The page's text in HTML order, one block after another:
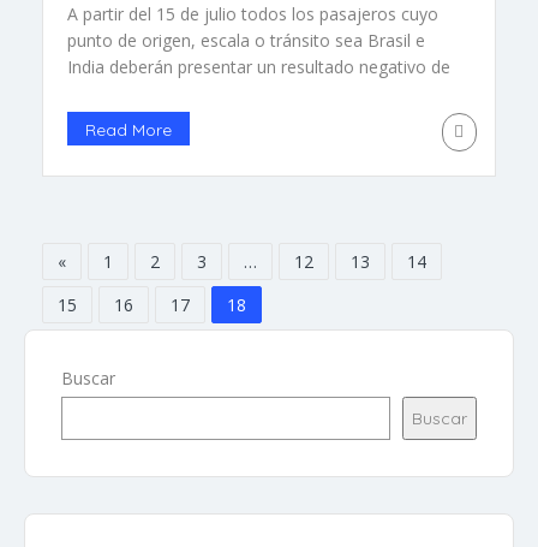
A partir del 15 de julio todos los pasajeros cuyo
punto de origen, escala o tránsito sea Brasil e
India deberán presentar un resultado negativo de
embarque de su vuelo.
Read More
« 1 2 3 … 12 13
14
15
16 17 18
Buscar
Buscar